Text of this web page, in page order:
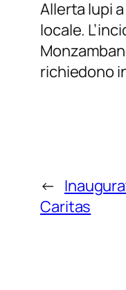
Allerta lupi
locale.
richiedono
←
Caritas